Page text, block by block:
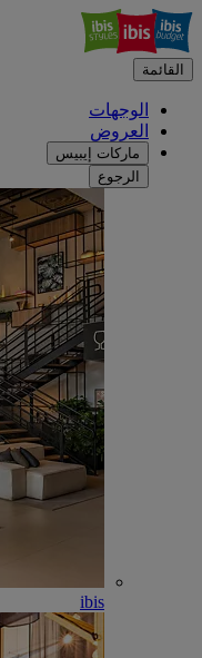
القائمة
الوجهات
العروض
ماركات إيبيس
الرجوع
ibis